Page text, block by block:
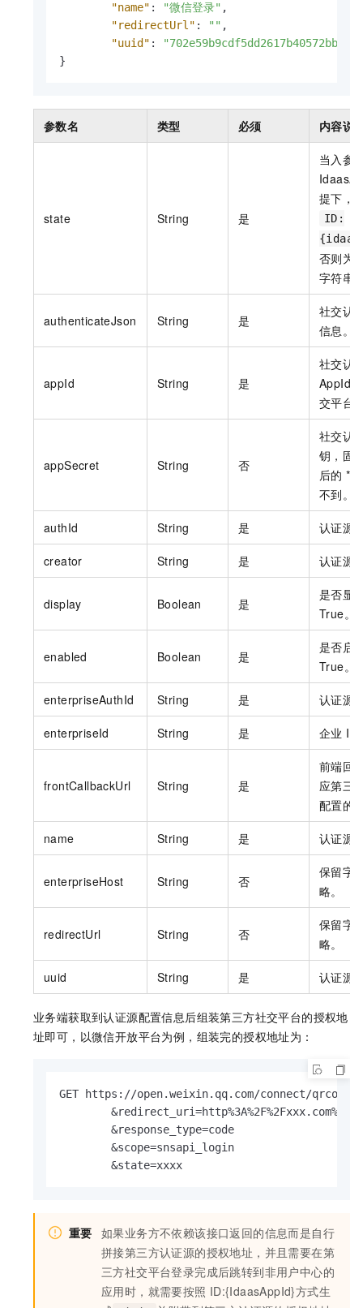
"name" : "微信登录" ,
"redirectUrl" : "" ,
"uuid" :
}
参数名 类型 必须 内容说
state String 是
当入参
提下，
ID:
否则为
字符串
authenticateJson String 是
社交认
信息。
appId String 是
社交认
AppId
交平台
appSecret String 否
社交认
钥，固
后的 *
不到。
authId String 是 认证源
creator String 是 认证源
display Boolean 是
是否显
True。
enabled Boolean 是
是否启
True。
enterpriseAuthId String 是 认证源
enterpriseId String 是 企业 ID
frontCallbackUrl String 是
前端回
应第三
配置的
name String 是 认证源
enterpriseHost String 否
保留字
略。
redirectUrl String 否
保留字
略。
uuid String 是 认证源
业务端获取到认证源配置信息后组装第三方社交平台的授权地
址即可，以微信开放平台为例，组装完的授权地址为：
GET https://open.weixin.qq.com/connect/
	&state=xxxx
重要 如果业务方不依赖该接口返回的信息而是自行
拼接第三方认证源的授权地址，并且需要在第
三方社交平台登录完成后跳转到非用户中心的
应用时，就需要按照 ID:{IdaasAppId}方式生